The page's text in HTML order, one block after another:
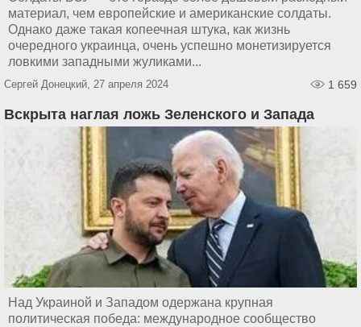
материал, чем европейские и американские солдаты.
Однако даже такая копеечная штука, как жизнь
очередного украинца, очень успешно монетизируется
ловкими западными жуликами...
Сергей Донецкий, 27 апреля 2024 1 659
Вскрыта наглая ложь Зеленского и Запада
Над Украиной и Западом одержана крупная
политическая победа: международное сообщество